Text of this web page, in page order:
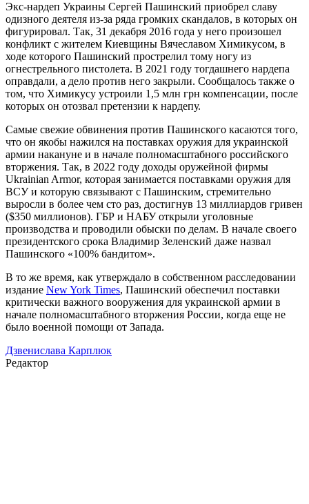
Экс-нардеп Украины Сергей Пашинский приобрел славу
одизного деятеля из-за ряда громких скандалов, в которых он
фигурировал. Так, 31 декабря 2016 года у него произошел
конфликт с жителем Киевщины Вячеславом Химикусом, в
ходе которого Пашинский прострелил тому ногу из
огнестрельного пистолета. В 2021 году тогдашнего нардепа
оправдали, а дело против него закрыли. Сообщалось также о
том, что Химикусу устроили 1,5 млн грн компенсации, после
которых он отозвал претензии к нардепу.
Самые свежие обвинения против Пашинского касаются того,
что он якобы нажился на поставках оружия для украинской
армии накануне и в начале полномасштабного российского
вторжения. Так, в 2022 году доходы оружейной фирмы
Ukrainian Armor, которая занимается поставками оружия для
ВСУ и которую связывают с Пашинским, стремительно
выросли в более чем сто раз, достигнув 13 миллиардов гривен
($350 миллионов). ГБР и НАБУ открыли уголовные
производства и проводили обыски по делам. В начале своего
президентского срока Владимир Зеленский даже назвал
Пашинского «100% бандитом».
В то же время, как утверждало в собственном расследовании
издание New York Times, Пашинский обеспечил поставки
критически важного вооружения для украинской армии в
начале полномасштабного вторжения России, когда еще не
было военной помощи от Запада.
Дзвенислава Карплюк
Редактор